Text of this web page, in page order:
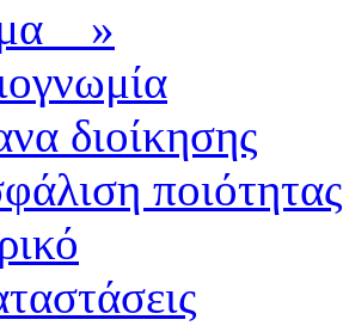
»
διοίκησης
ποιότητας